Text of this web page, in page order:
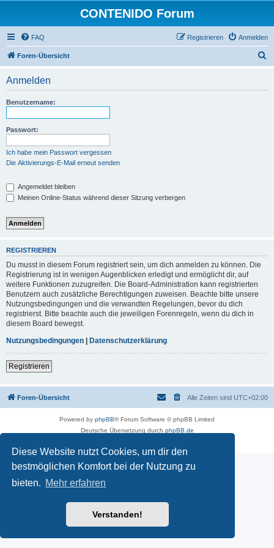
Diese Website nutzt Cookies, um dir den
bestmöglichen Komfort bei der Nutzung zu
bieten. Mehr erfahren
Verstanden!
CONTENIDO Forum
FAQ Anmelden
Registrieren
Foren-Übersicht
Anmelden
Benutzername:
Passwort:
Ich habe mein Passwort vergessen
Die Aktivierungs-E-Mail erneut senden
Angemeldet bleiben
Meinen Online-Status während dieser Sitzung verbergen
REGISTRIEREN
Du musst in diesem Forum registriert sein, um dich anmelden zu können. Die
Registrierung ist in wenigen Augenblicken erledigt und ermöglicht dir, auf
weitere Funktionen zuzugreifen. Die Board-Administration kann registrierten
Benutzern auch zusätzliche Berechtigungen zuweisen. Beachte bitte unsere
Nutzungsbedingungen und die verwandten Regelungen, bevor du dich
registrierst. Bitte beachte auch die jeweiligen Forenregeln, wenn du dich in
diesem Board bewegst.
Nutzungsbedingungen | Datenschutzerklärung
Registrieren
Foren-Übersicht Alle Zeiten sind UTC+02:00
Powered by phpBB® Forum Software © phpBB Limited
Deutsche Übersetzung durch phpBB.de